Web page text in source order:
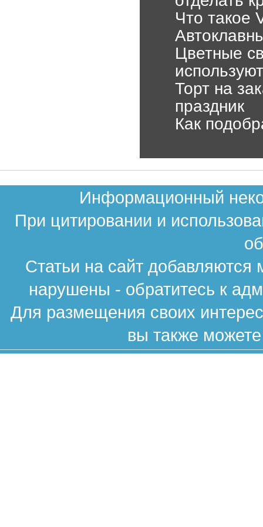
Что такое
Цветные
Торт на
праздник
Как
Информационный
При цитировании и
Статьи на сайт
нарушены - обратитесь к
Для размещения своих
вы также